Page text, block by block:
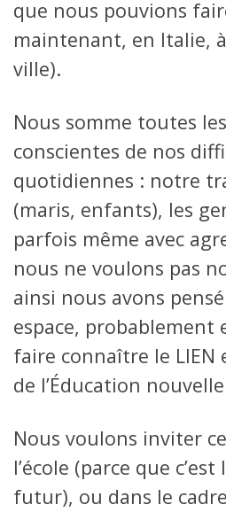
que nous pouvions
maintenant, en Italie,
ville).
Nous somme toutes
conscientes de nos
quotidiennes : notre
(maris, enfants), les
parfois même avec
nous ne voulons pas
ainsi nous avons
espace, probablement
faire connaître le LIEN
de l’Éducation
Nous voulons inviter
l’école (parce que
futur), ou dans le